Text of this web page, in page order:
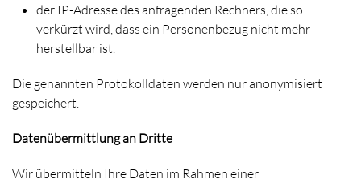
der IP-Adresse des anfragenden Rechners, die so
verkürzt wird, dass ein Personenbezug nicht mehr
herstellbar ist.
Die genannten Protokolldaten werden nur anonymisiert
gespeichert.
Datenübermittlung an Dritte
Wir übermitteln Ihre Daten im Rahmen einer